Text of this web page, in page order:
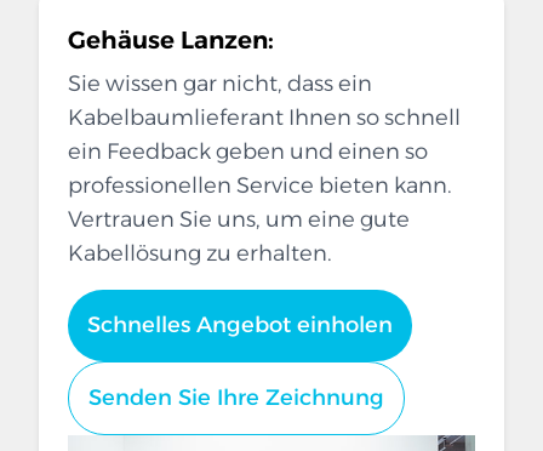
Gehäuse Lanzen:
Sie wissen gar nicht, dass ein
Kabelbaumlieferant Ihnen so schnell
ein Feedback geben und einen so
professionellen Service bieten kann.
Vertrauen Sie uns, um eine gute
Kabellösung zu erhalten.
Schnelles Angebot einholen
Senden Sie Ihre Zeichnung